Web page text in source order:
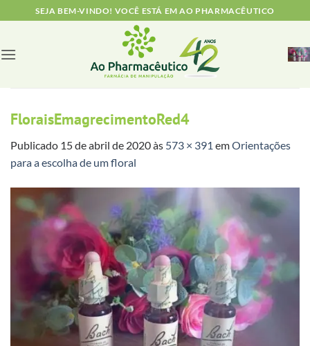
to
SEJA BEM-VINDO! VOCÊ ESTÁ EM AO PHARMACÊUTICO
FloraisEmagrecimentoRed4
Publicado 15 de abril de 2020às 573 × 391 emOrientações
para a escolha de um floral